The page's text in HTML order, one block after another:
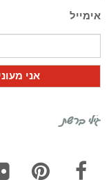
אימייל
גילי ברשת